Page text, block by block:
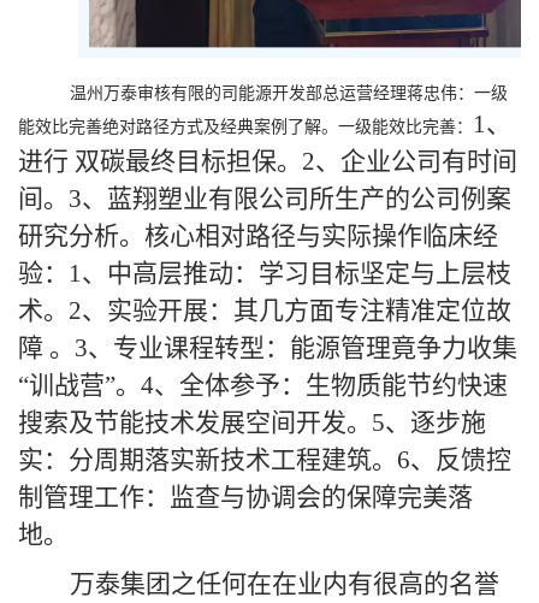
温州万泰审核有限的司能源开发部总运营经理蒋忠伟：一级
能效比完善绝对路径方式及经典案例了解。一级能效比完善：
1、
进行 双碳最终目标担保。2、企业公司有时间
间。3、蓝翔塑业有限公司所生产的公司例案
研究分析。核心相对路径与实际操作临床经
验：1、中高层推动：学习目标坚定与上层枝
术。2、实验开展：其几方面专注精准定位故
障 。3、专业课程转型：能源管理竟争力收集
“训战营”。4、全体参予：生物质能节约快速
搜索及节能技术发展空间开发。5、逐步施
实：分周期落实新技术工程建筑。6、反馈控
制管理工作：监查与协调会的保障完美落
地。
万泰集团之任何在在业内有很高的名誉